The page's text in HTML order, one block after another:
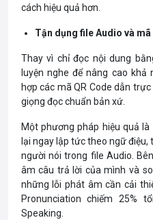
cách hiệu quả hơn.
Tận dụng file Audio và
Thay vì chỉ đọc nội dung
luyện nghe để nâng cao
hợp các mã QR Code dẫn
giọng đọc chuẩn bản xứ.
Một phương pháp hiệu quả
lại ngay lập tức theo ngữ
người nói trong file Audio.
âm câu trả lời của mình và
những lỗi phát âm cần cải
Pronunciation chiếm 25%
Speaking.